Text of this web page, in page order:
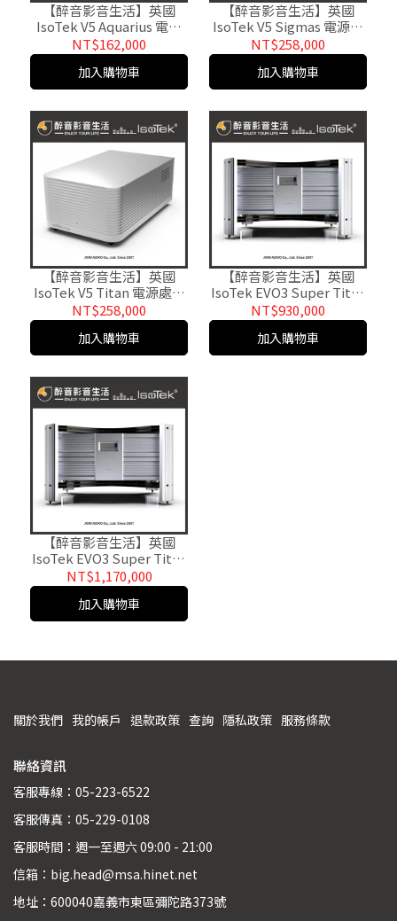
【醉音影音生活】英國
IsoTek V5 Aquarius 電源
淨化器/電源處理器.台灣公
司貨
NT$162,000
加入購物車
【醉音影音生活】英國
IsoTek V5 Sigmas 電源處
理器/電源淨化器.台灣公司
貨
NT$258,000
加入購物車
【醉音影音生活】英國
IsoTek V5 Titan 電源處理
器/電源淨化器.台灣公司貨
NT$258,000
加入購物車
【醉音影音生活】英國
IsoTek EVO3 Super Titan
(20A) 電源濾波器/電源處
理器.台灣公司貨
NT$930,000
加入購物車
【醉音影音生活】英國
IsoTek EVO3 Super Titan
(32A) 電源濾波器/電源處
理器.台灣公司貨
NT$1,170,000
加入購物車
關於我們 我的帳戶 退款政策 查詢 隱私政策 服務條款
聯絡資訊
客服專線：05-223-6522
客服傳真：05-229-0108
客服時間：週一至週六 09:00 - 21:00
信箱：big.head@msa.hinet.net
地址：600040嘉義市東區彌陀路373號